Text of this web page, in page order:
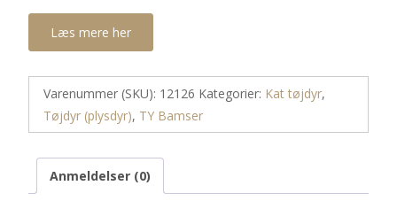
Læs mere her
Varenummer (SKU): 12126 Kategorier: Kat tøjdyr,
Tøjdyr (plysdyr), TY Bamser
Anmeldelser (0)